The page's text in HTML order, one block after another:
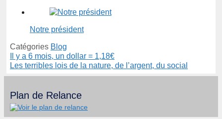
Notre président
Catégories Blog
Il y a 6 mois, un dollar = 1,18€
Les terribles lois de la nature, de l’argent, du social
Plan de Relance